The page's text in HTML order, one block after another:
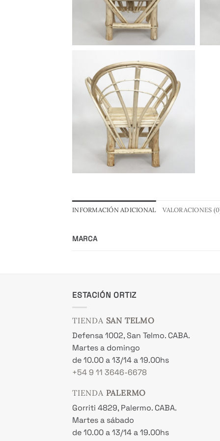
INFORMACIÓN ADICIONAL VALORACIONES
MARCA
ESTACIÓN ORTIZ
TIENDA SAN TELMO
Defensa 1002, San Telmo. CABA.
Martes a domingo
de 10.00 a 13/14 a 19.00hs
+54 9 11 3646-6678
TIENDA PALERMO
Gorriti 4829, Palermo. CABA.
Martes a sábado
de 10.00 a 13/14 a 19.00hs